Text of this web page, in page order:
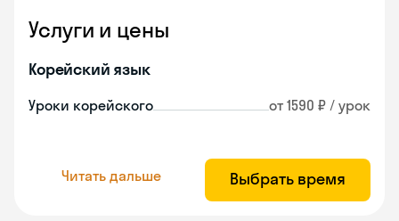
Услуги и цены
Корейский язык
Уроки корейского от 1590 ₽ / урок
Читать дальше Выбрать время